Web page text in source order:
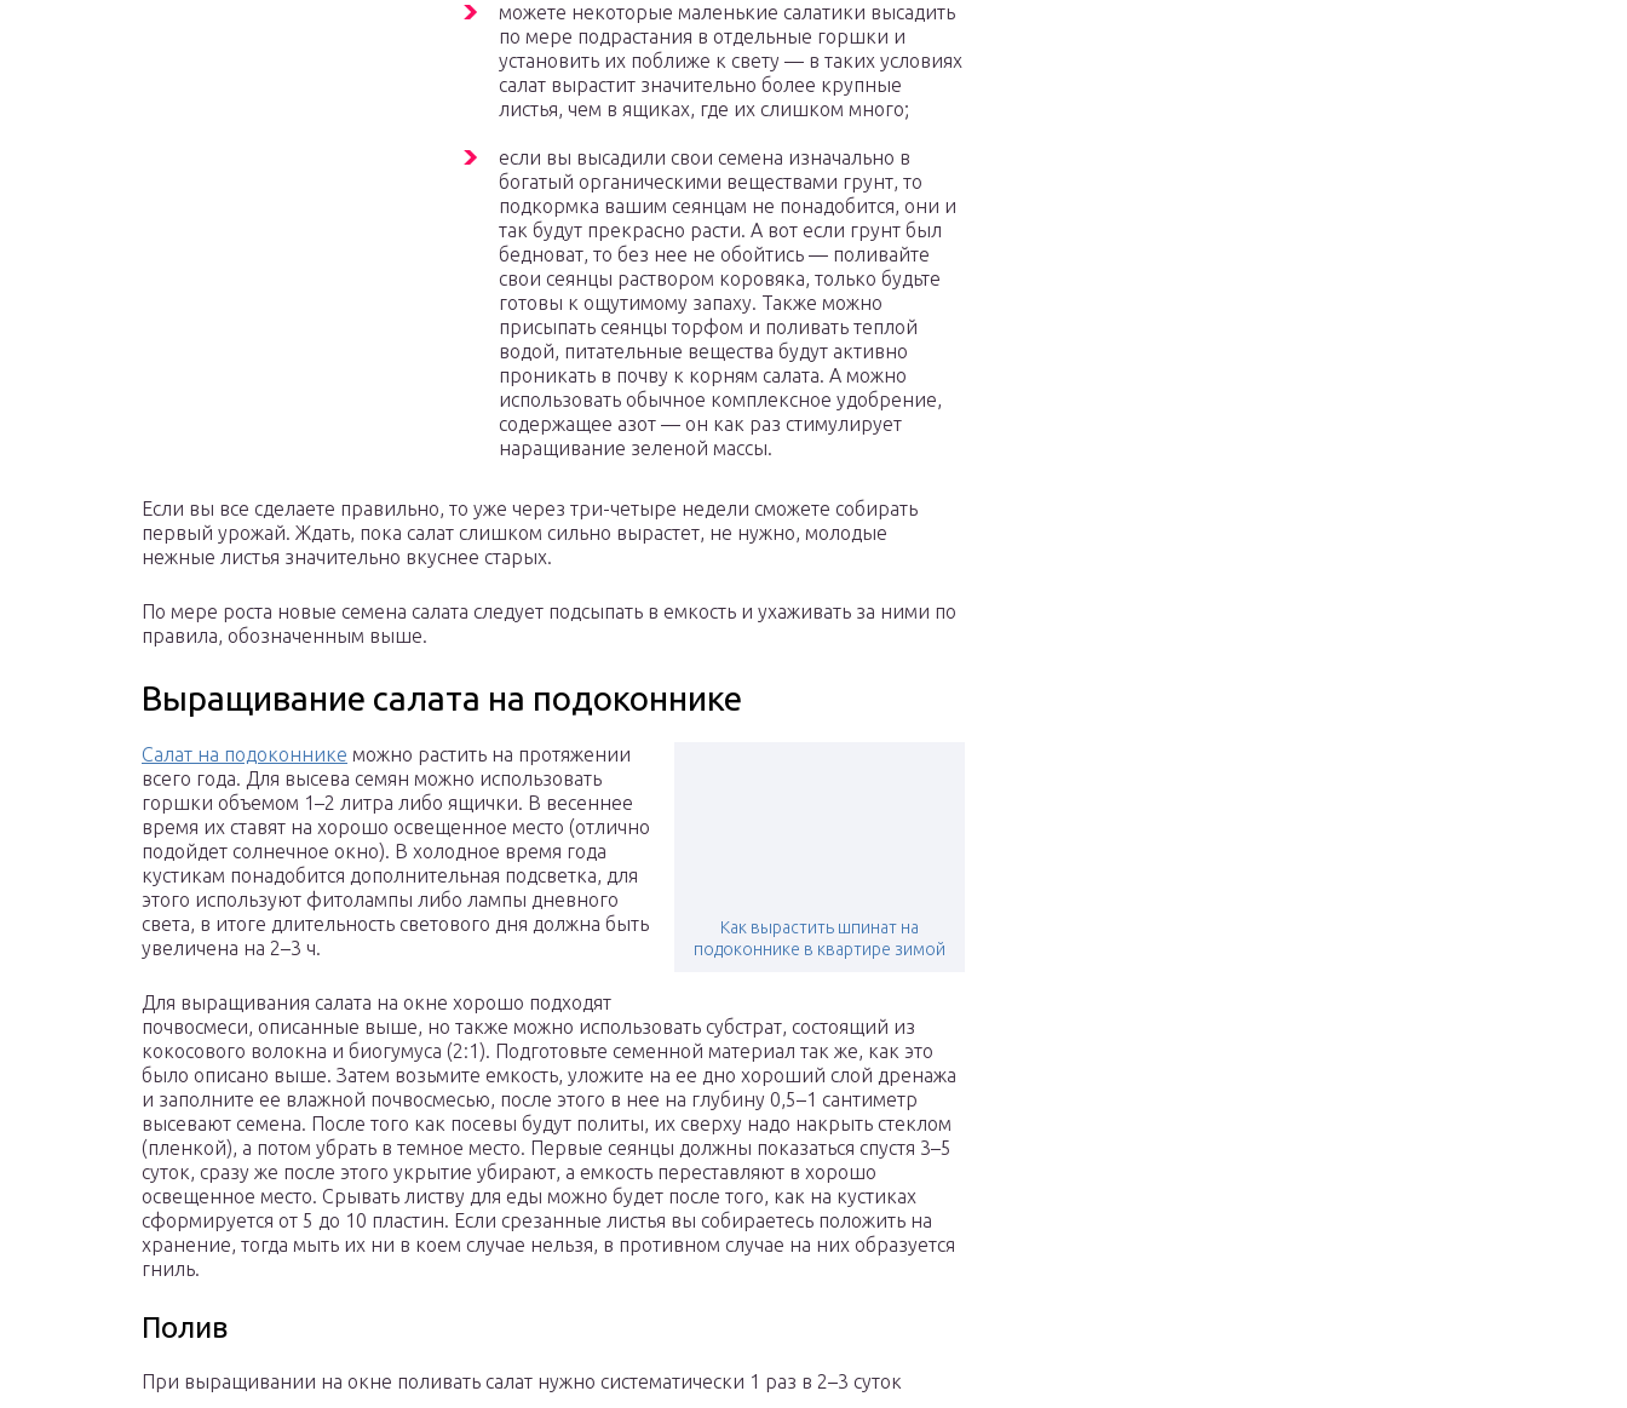
можете некоторые маленькие салатики высадить
по мере подрастания в отдельные горшки и
установить их поближе к свету — в таких условиях
салат вырастит значительно более крупные
листья, чем в ящиках, где их слишком много;
если вы высадили свои семена изначально в
богатый органическими веществами грунт, то
подкормка вашим сеянцам не понадобится, они и
так будут прекрасно расти. А вот если грунт был
бедноват, то без нее не обойтись — поливайте
свои сеянцы раствором коровяка, только будьте
готовы к ощутимому запаху. Также можно
присыпать сеянцы торфом и поливать теплой
водой, питательные вещества будут активно
проникать в почву к корням салата. А можно
использовать обычное комплексное удобрение,
содержащее азот — он как раз стимулирует
наращивание зеленой массы.
Если вы все сделаете правильно, то уже через три-четыре недели сможете собирать
первый урожай. Ждать, пока салат слишком сильно вырастет, не нужно, молодые
нежные листья значительно вкуснее старых.
По мере роста новые семена салата следует подсыпать в емкость и ухаживать за ними по
правила, обозначенным выше.
Выращивание салата на подоконнике
Как вырастить шпинат на
подоконнике в квартире зимой
Салат на подоконнике можно растить на протяжении
всего года. Для высева семян можно использовать
горшки объемом 1–2 литра либо ящички. В весеннее
время их ставят на хорошо освещенное место (отлично
подойдет солнечное окно). В холодное время года
кустикам понадобится дополнительная подсветка, для
этого используют фитолампы либо лампы дневного
света, в итоге длительность светового дня должна быть
увеличена на 2–3 ч.
Для выращивания салата на окне хорошо подходят
почвосмеси, описанные выше, но также можно использовать субстрат, состоящий из
кокосового волокна и биогумуса (2:1). Подготовьте семенной материал так же, как это
было описано выше. Затем возьмите емкость, уложите на ее дно хороший слой дренажа
и заполните ее влажной почвосмесью, после этого в нее на глубину 0,5–1 сантиметр
высевают семена. После того как посевы будут политы, их сверху надо накрыть стеклом
(пленкой), а потом убрать в темное место. Первые сеянцы должны показаться спустя 3–5
суток, сразу же после этого укрытие убирают, а емкость переставляют в хорошо
освещенное место. Срывать листву для еды можно будет после того, как на кустиках
сформируется от 5 до 10 пластин. Если срезанные листья вы собираетесь положить на
хранение, тогда мыть их ни в коем случае нельзя, в противном случае на них образуется
гниль.
Полив
При выращивании на окне поливать салат нужно систематически 1 раз в 2–3 суток